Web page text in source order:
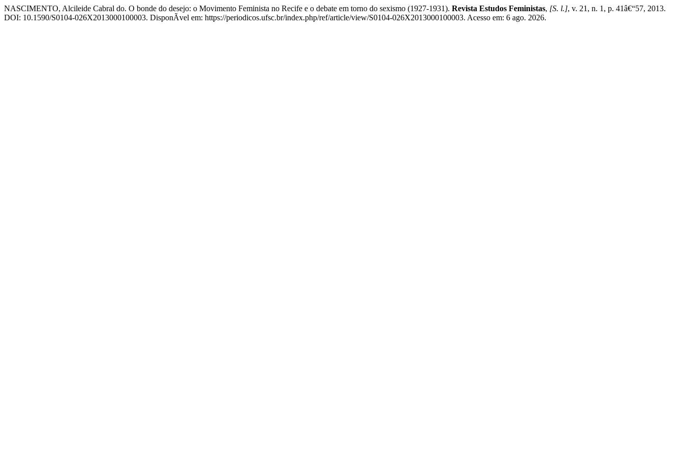
NASCIMENTO, Alcileide Cabral do. O bonde do desejo: o Movimento Feminista no Recife e o debate em torno do sexismo (1927-1931). Revista Estudos Feministas, [S. l.], v. 21, n. 1, p. 41â€“57, 2013.
DOI: 10.1590/S0104-026X2013000100003. DisponÃ­vel em: https://periodicos.ufsc.br/index.php/ref/article/view/S0104-026X2013000100003. Acesso em: 6 ago. 2026.